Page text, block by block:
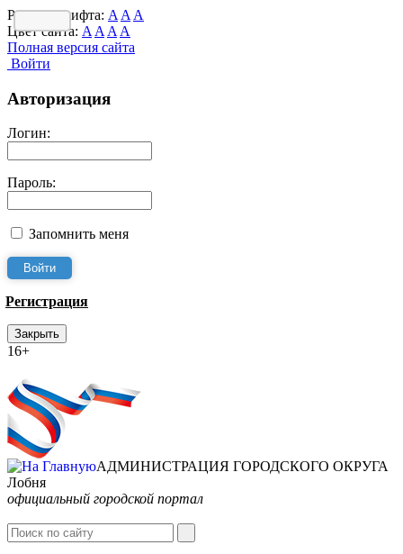
Размер шрифта: A A A
Цвет сайта: A A A A
Полная версия сайта
Войти
Авторизация
Логин:
Пароль:
Запомнить меня
Регистрация
Закрыть
16+
АДМИНИСТРАЦИЯ ГОРОДСКОГО ОКРУГА
Лобня
официальный городской портал